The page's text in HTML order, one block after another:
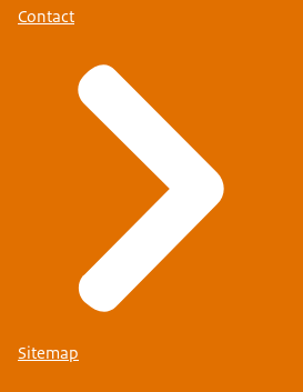
Contact
Sitemap